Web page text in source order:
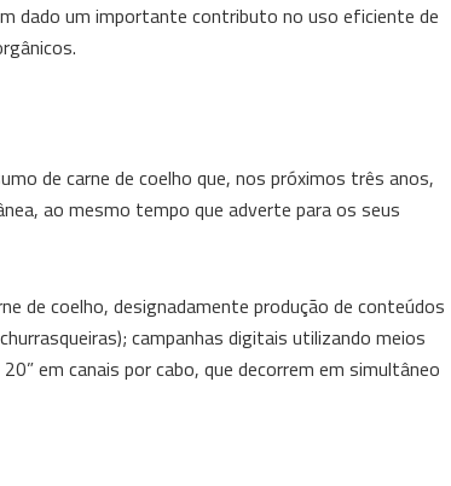
dado um importante contributo no uso eficiente de
de carne de coelho que, nos próximos três anos,
ao mesmo tempo que adverte para os seus
de coelho, designadamente produção de conteúdos
campanhas digitais utilizando meios
em canais por cabo, que decorrem em simultâneo